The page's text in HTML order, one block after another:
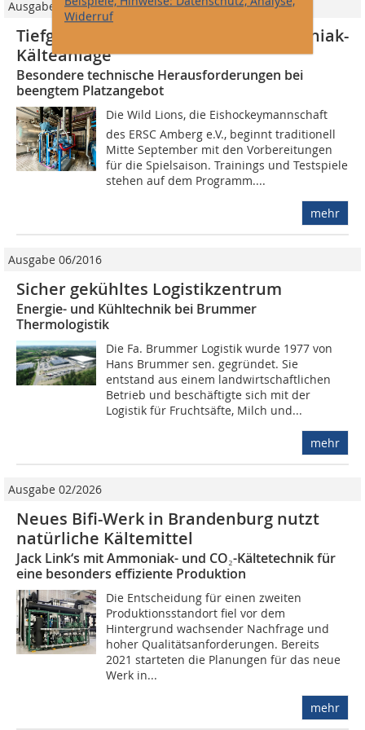
Widerruf
Ausgabe 06/2024
Tiefgreifende Sanierung einer Ammoniak-
Kälteanlage
Besondere technische Herausforderungen bei
beengtem Platzangebot
Die Wild Lions, die Eishockeymannschaft
des ERSC Amberg e.V., beginnt traditionell
Mitte September mit den Vorbereitungen
für die Spielsaison. Trainings und Testspiele
stehen auf dem Programm....
mehr
Ausgabe 06/2016
Sicher gekühltes Logistikzentrum
Energie- und Kühltechnik bei Brummer
Thermologistik
Die Fa. Brummer Logistik wurde 1977 von
Hans Brummer sen. gegründet. Sie
entstand aus einem landwirtschaftlichen
Betrieb und beschäftigte sich mit der
Logistik für Fruchtsäfte, Milch und...
mehr
Ausgabe 02/2026
Neues Bifi-Werk in Brandenburg nutzt
natürliche Kältemittel
Jack Link‘s mit Ammoniak- und CO₂-Kältetechnik für
eine besonders effiziente Produktion
Die Entscheidung für einen zweiten
Produktionsstandort fiel vor dem
Hintergrund wachsender Nachfrage und
hoher Qualitätsanforderungen. Bereits
2021 starteten die Planungen für das neue
Werk in...
mehr